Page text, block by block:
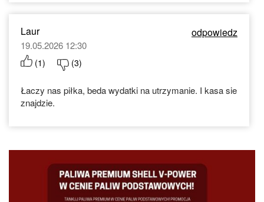
Laur odpowiedz
19.05.2026 12:30
(1) (3)
Łaczy nas piłka, beda wydatki na utrzymanie. I kasa sie
znajdzie.